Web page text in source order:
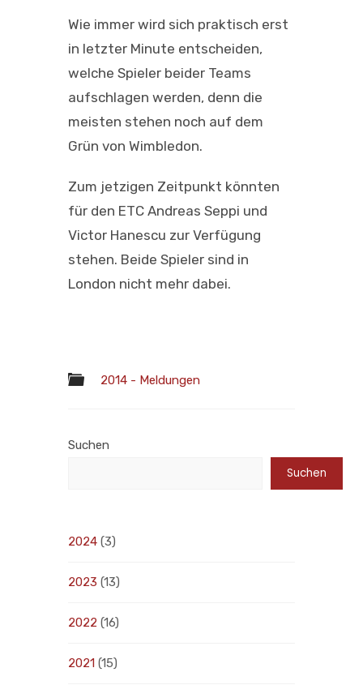
Wie immer wird sich praktisch erst
in letzter Minute entscheiden,
welche Spieler beider Teams
aufschlagen werden, denn die
meisten stehen noch auf dem
Grün von Wimbledon.
Zum jetzigen Zeitpunkt könnten
für den ETC Andreas Seppi und
Victor Hanescu zur Verfügung
stehen. Beide Spieler sind in
London nicht mehr dabei.
2014 - Meldungen
Suchen
Suchen
2024 (3)
2023 (13)
2022 (16)
2021 (15)